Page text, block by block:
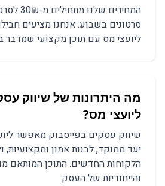
סרטונים בשבוע. אנחנו מציעים
ליועצי מס עם תוכן מקצועי
מה היתרונות של שיווק
ליועצי מס?
שיווק עסקים בפייסבוק מאפשר
יעד ממוקד, לבנות אמון ומקצועיות,
הלקוחות החדשים. התוכן המותאם
והייחודיות של העסק.